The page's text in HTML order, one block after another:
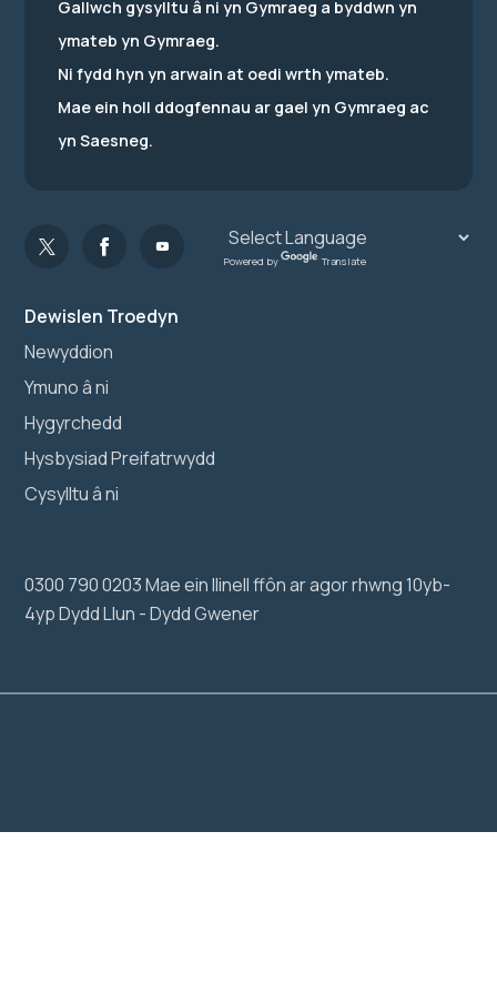
Dewislen Troedyn
Newyddion
Ymuno â ni
Hygyrchedd
Hysbysiad Preifatrwydd
Cysylltu â ni
0300 790 0203 Mae ein llinell ffôn ar agor rhwng 10yb-
4yp Dydd Llun - Dydd Gwener
Gallwch gysylltu â ni yn Gymraeg a byddwn yn
ymateb yn Gymraeg.
Ni fydd hyn yn arwain at oedi wrth ymateb.
Mae ein holl ddogfennau ar gael yn Gymraeg ac
yn Saesneg.
Powered by Translate